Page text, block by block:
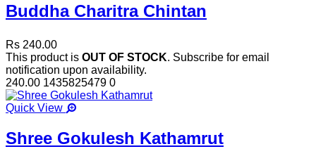
Buddha Charitra Chintan
Rs 240.00
This product is OUT OF STOCK. Subscribe for email
notification upon availability.
240.00 1435825479 0
Quick View
Shree Gokulesh Kathamrut